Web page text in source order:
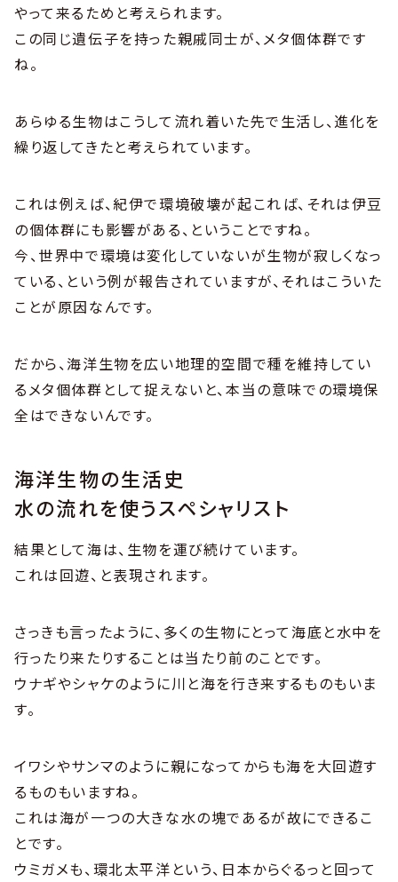
やって来るためと考えられます。
この同じ遺伝子を持った親戚同士が、メタ個体群です
ね。
あらゆる生物はこうして流れ着いた先で生活し、進化を
繰り返してきたと考えられています。
これは例えば、紀伊で環境破壊が起これば、それは伊豆
の個体群にも影響がある、ということですね。
今、世界中で環境は変化していないが生物が寂しくなっ
ている、という例が報告されていますが、それはこういた
ことが原因なんです。
だから、海洋生物を広い地理的空間で種を維持してい
るメタ個体群として捉えないと、本当の意味での環境保
全はできないんです。
海洋生物の生活史
水の流れを使うスペシャリスト
結果として海は、生物を運び続けています。
これは回遊、と表現されます。
さっきも言ったように、多くの生物にとって海底と水中を
行ったり来たりすることは当たり前のことです。
ウナギやシャケのように川と海を行き来するものもいま
す。
イワシやサンマのように親になってからも海を大回遊す
るものもいますね。
これは海が一つの大きな水の塊であるが故にできるこ
とです。
ウミガメも、環北太平洋という、日本からぐるっと回って